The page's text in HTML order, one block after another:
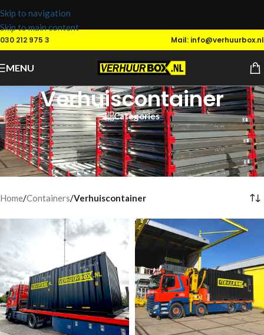
Skip to navigation
Skip to main content
030 212 975 3 Mail: info@verhuurbox.nl
MENU
Verhuiscontainer
Categories
Voor zowelbedrijvenalsparticulierenbieden wij ook
vershuisservice aan. Hierbij kunnen vervoeren wij de containers van
het oude naar nieuwe adres en indien gewenst kan er tussentijds
ook bij ons opgeslagen worden.
Home/Containers/Verhuiscontainer